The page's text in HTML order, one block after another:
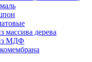
массива дерева
МДФ